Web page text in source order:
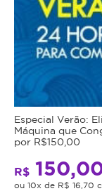
Especial Verão:
Máquina que
por R$150,00
R$
ou 10x de R$ 16,70